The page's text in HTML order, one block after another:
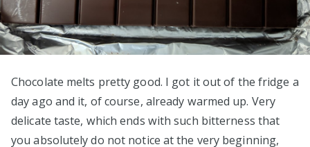
Chocolate melts pretty good. I got it out of the fridge a
day ago and it, of course, already warmed up. Very
delicate taste, which ends with such bitterness that
you absolutely do not notice at the very beginning,